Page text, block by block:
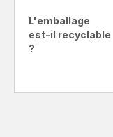
L'emballage
est-il recyclable
?